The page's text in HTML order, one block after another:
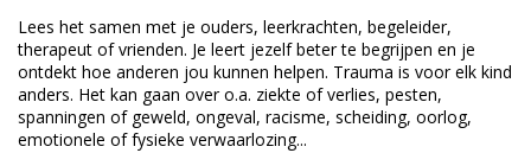
Lees het samen met je ouders, leerkrachten, begeleider,
therapeut of vrienden. Je leert jezelf beter te begrijpen en je
ontdekt hoe anderen jou kunnen helpen. Trauma is voor elk kind
anders. Het kan gaan over o.a. ziekte of verlies, pesten,
spanningen of geweld, ongeval, racisme, scheiding, oorlog,
emotionele of fysieke verwaarlozing...